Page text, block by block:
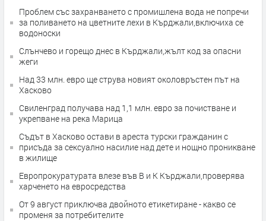
Проблем със захранването с промишлена вода не попречи
за поливането на цветните лехи в Кърджали,включиха се
водоноски
Слънчево и горещо днес в Кърджали,жълт код за опасни
жеги
Над 33 млн. евро ще струва новият околовръстен път на
Хасково
Свиленград получава над 1,1 млн. евро за почистване и
укрепване на река Марица
Съдът в Хасково остави в ареста турски гражданин с
присъда за сексуално насилие над дете и нощно проникване
в жилище
Европрокуратурата влезе във В и К Кърджали,проверява
харченето на евросредства
От 9 август приключва двойното етикетиране - какво се
променя за потребителите